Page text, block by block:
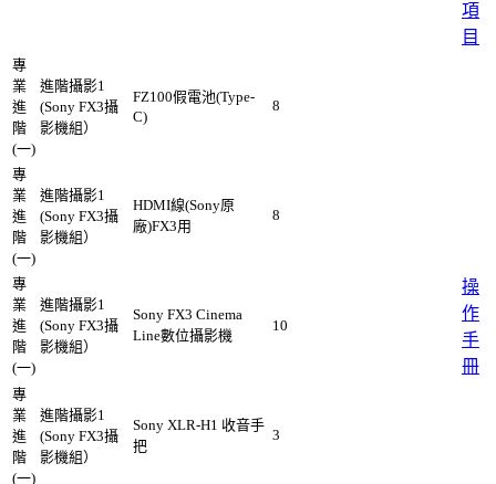
項
目
專
業
進
階
(一)
進階攝影1
(Sony FX3攝
影機組）
FZ100假電池(Type-
C)
8
專
業
進
階
(一)
進階攝影1
(Sony FX3攝
影機組）
HDMI線(Sony原
廠)FX3用
8
專
業
進
階
(一)
進階攝影1
(Sony FX3攝
影機組）
Sony FX3 Cinema
Line數位攝影機
10
操
作
手
冊
專
業
進
階
(一)
進階攝影1
(Sony FX3攝
影機組）
Sony XLR-H1 收音手
把
3